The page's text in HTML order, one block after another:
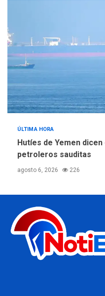
ÚLTIMA HORA
Hutíes de Yemen
petroleros sauditas
agosto 6, 2026 226